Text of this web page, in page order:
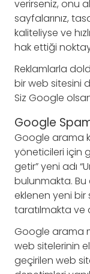
verirseniz, onu
sayfalarınız,
kaliteliyse ve
hak ettiği
Reklamlarla
bir web sitesini
Siz Google
Google
Google arama
yöneticileri için
getir” yeni adı
bulunmakta.
eklenen yeni
taratılmakta ve
Google arama
web sitelerinin
geçirilen web